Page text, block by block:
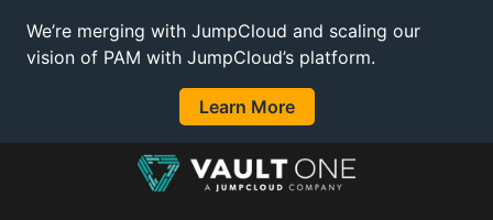
We’re merging with JumpCloud and scaling our
vision of PAM with JumpCloud’s platform.
Learn More